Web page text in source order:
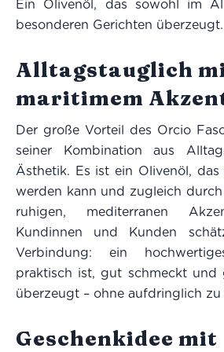
Ein Olivenöl, das sowohl im
besonderen Gerichten überzeugt.
Alltagstauglich
maritimem
Der große Vorteil des Orcio
seiner Kombination aus
Ästhetik. Es ist ein Olivenöl,
werden kann und zugleich
ruhigen, mediterranen
Kundinnen und Kunden
Verbindung: ein
praktisch ist, gut schmeckt und
überzeugt – ohne aufdringlich zu
Geschenkidee mit